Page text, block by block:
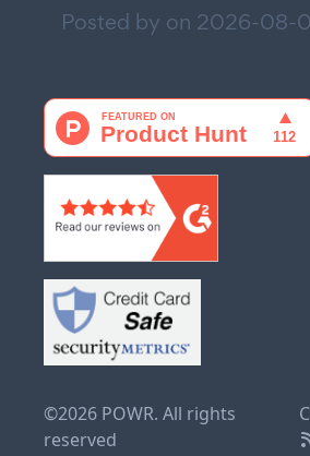
Posted by on 2026-08-
©2026 POWR. All rights
reserved